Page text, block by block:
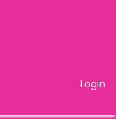
Login